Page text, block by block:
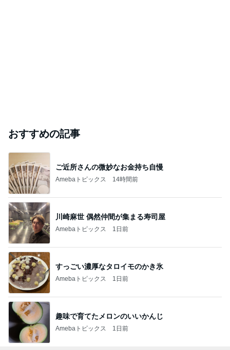
おすすめの記事
ご近所さんの微妙なお金持ち自慢
Amebaトピックス 14時間前
川崎麻世 偶然仲間が集まる寿司屋
Amebaトピックス 1日前
すっごい濃厚なタロイモのかき氷
Amebaトピックス 1日前
趣味で育てたメロンのいいかんじ
Amebaトピックス 1日前